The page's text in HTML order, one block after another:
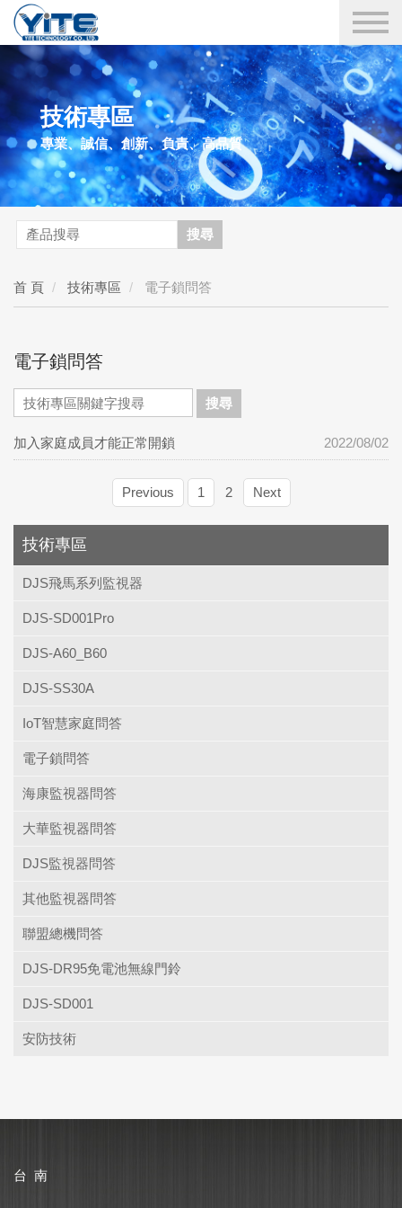
YITE Technology
技術專區
專業、誠信、創新、負責、高品質
搜尋
首 頁 技術專區 電子鎖問答
電子鎖問答
搜尋
加入家庭成員才能正常開鎖 2022/08/02
Previous 1 2 Next
技術專區
DJS飛馬系列監視器
DJS-SD001Pro
DJS-A60_B60
DJS-SS30A
IoT智慧家庭問答
電子鎖問答
海康監視器問答
大華監視器問答
DJS監視器問答
其他監視器問答
聯盟總機問答
DJS-DR95免電池無線門鈴
DJS-SD001
安防技術
台 南